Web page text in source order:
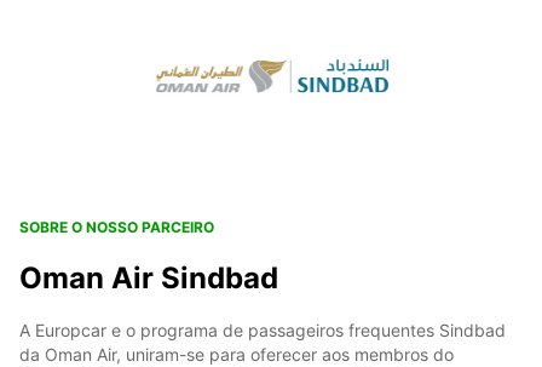
SOBRE O NOSSO PARCEIRO
Oman Air Sindbad
A Europcar e o programa de passageiros frequentes Sindbad
da Oman Air, uniram-se para oferecer aos membros do